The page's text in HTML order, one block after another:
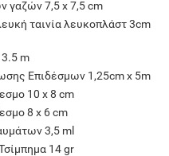
γαζών 7,5 x 7,5 cm
ταινία λευκοπλάστ 3cm
3.5 m
Επιδέσμων 1,25cm x 5m
10 x 8 cm
8 x 6 cm
3,5 ml
14 gr